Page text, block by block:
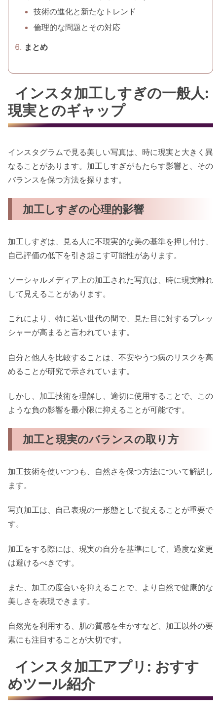
技術の進化と新たなトレンド
倫理的な問題とその対応
まとめ
インスタ加工しすぎの一般人:
現実とのギャップ
インスタグラムで見る美しい写真は、時に現実と大きく異
なることがあります。加工しすぎがもたらす影響と、その
バランスを保つ方法を探ります。
加工しすぎの心理的影響
加工しすぎは、見る人に不現実的な美の基準を押し付け、
自己評価の低下を引き起こす可能性があります。
ソーシャルメディア上の加工された写真は、時に現実離れ
して見えることがあります。
これにより、特に若い世代の間で、見た目に対するプレッ
シャーが高まると言われています。
自分と他人を比較することは、不安やうつ病のリスクを高
めることが研究で示されています。
しかし、加工技術を理解し、適切に使用することで、この
ような負の影響を最小限に抑えることが可能です。
加工と現実のバランスの取り方
加工技術を使いつつも、自然さを保つ方法について解説し
ます。
写真加工は、自己表現の一形態として捉えることが重要で
す。
加工をする際には、現実の自分を基準にして、過度な変更
は避けるべきです。
また、加工の度合いを抑えることで、より自然で健康的な
美しさを表現できます。
自然光を利用する、肌の質感を生かすなど、加工以外の要
素にも注目することが大切です。
インスタ加工アプリ: おすす
めツール紹介